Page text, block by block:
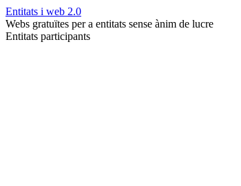
Entitats i web 2.0
Webs gratuïtes per a entitats sense ànim de lucre
Entitats participants